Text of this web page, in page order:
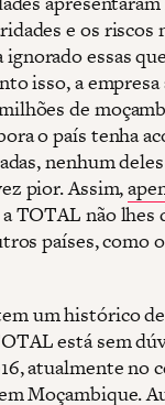
e os riscos
essas
isso, a
de
o país tenha
nenhum
pior. Assim,
TOTAL não lhes
países, como
um histórico
está sem
atualmente no
Moçambique.